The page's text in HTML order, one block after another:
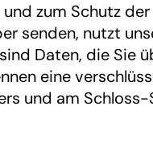
zum Schutz
senden, nutzt
Daten, die
eine
und am